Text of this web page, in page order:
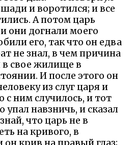
и воротился; и все
А потом царь
они догнали моего
его, так что он едва
не знал, в чем причина
в свое жилище в
И после этого он
из слуг царя и
с ним случилось, и тот
упал навзничь, и сказал
что царь не в
на кривого, в